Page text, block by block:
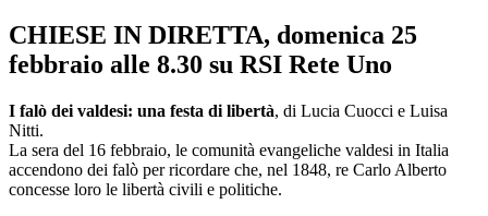
CHIESE IN DIRETTA, domenica 25
febbraio alle 8.30 su RSI Rete Uno
I falò dei valdesi: una festa di libertà, di Lucia Cuocci e Luisa
Nitti.
La sera del 16 febbraio, le comunità evangeliche valdesi in Italia
accendono dei falò per ricordare che, nel 1848, re Carlo Alberto
concesse loro le libertà civili e politiche.